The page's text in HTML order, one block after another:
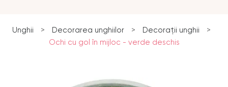
Unghii > Decorarea unghiilor > Decorații unghii
>
Ochi cu gol în mijloc - verde deschis